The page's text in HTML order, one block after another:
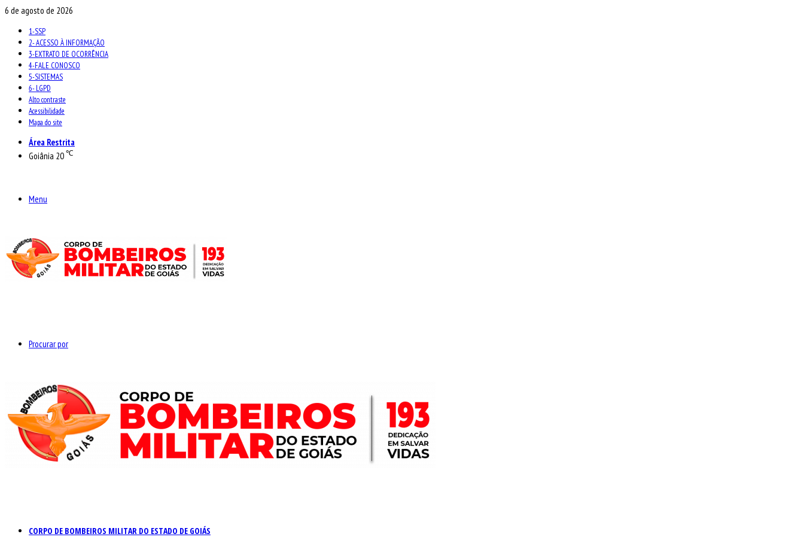
6 de agosto de 2026
1-SSP
2- ACESSO À INFORMAÇÃO
3-EXTRATO DE OCORRÊNCIA
4-FALE CONOSCO
5-SISTEMAS
6- LGPD
Alto contraste
Acessibilidade
Mapa do site
Área Restrita
Goiânia 20℃
Menu
Procurar por
CORPO DE BOMBEIROS MILITAR DO ESTADO DE GOIÁS